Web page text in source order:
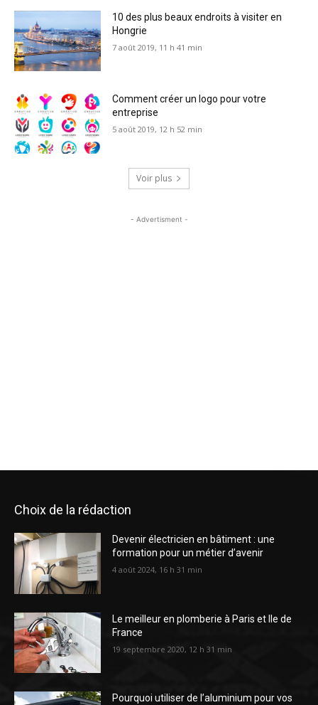
10 des plus beaux endroits à visiter en
Hongrie
7 août 2019, 11 h 41 min
Comment créer un logo pour votre
entreprise
5 août 2019, 12 h 52 min
Voir plus
- Advertisment -
Choix de la rédaction
Devenir électricien en bâtiment : une
formation pour un métier d’avenir
4 août 2024, 16 h 31 min
Le meilleur en plomberie à Paris et Ile de
France
19 septembre 2020, 12 h 31 min
Pourquoi utiliser de l’aluminium pour vos